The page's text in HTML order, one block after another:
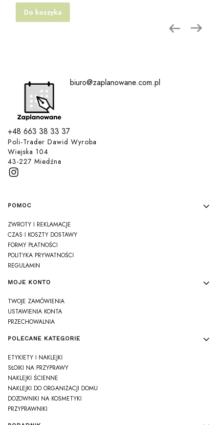
Do koszyka
+48 663 38 33 37
biuro@zaplanowane.com.pl
Poli-Trader Dawid Wyroba
Wiejska 104
43-227 Miedźna
Linki w stopce
POMOC
ZWROTY I REKLAMACJE
CZAS I KOSZTY DOSTAWY
FORMY PŁATNOŚCI
POLITYKA PRYWATNOŚCI
REGULAMIN
MOJE KONTO
TWOJE ZAMÓWIENIA
USTAWIENIA KONTA
PRZECHOWALNIA
POLECANE KATEGORIE
ETYKIETY I NAKLEJKI
SŁOIKI NA PRZYPRAWY
NAKLEJKI ŚCIENNE
NAKLEJKI DO ORGANIZACJI DOMU
DOZOWNIKI NA KOSMETYKI
PRZYPRAWNIKI